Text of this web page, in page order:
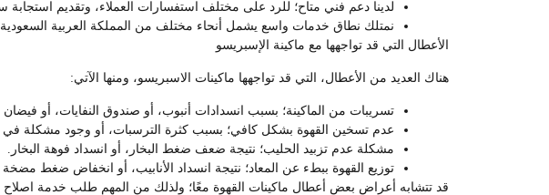
لدينا دعم فني متاح؛ للرد على مختلف استفسارات العملاء، وتقديم استجابة
نمتلك نطاق خدمات واسع يشمل أنحاء مختلف من المملكة العربية
الأعطال التي قد تواجهها مع ماكينة الإسبريسو
هناك العديد من الأعطال، التي قد تواجهها ماكينات الاسبريسو، ومنها الآتي:
تسريبات من الماكينة؛ بسبب انسدادات أنبوب، أو صندوق النفايات، أو فيضان
عدم تسخين القهوة بشكل كافي؛ بسبب كثرة الترسبات، أو وجود مشكلة في
مشكلة عدم تزبيد الحليب؛ نتيجة ضعف ضغط البخار، أو انسداد فوهة البخار.
توزيع القهوة ببطء عن المعاد؛ نتيجة انسداد الأنابيب، أو انخفاض ضغط مضخة
قد تتشابه أعراض بعض أعطال ماكينات القهوة معًا؛ ولذلك من المهم طلب خدمة